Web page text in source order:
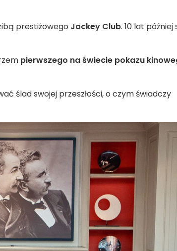
prestiżowego Jockey Club. 10 lat później
pierwszego na świecie pokazu
ślad swojej przeszłości, o czym świadczy